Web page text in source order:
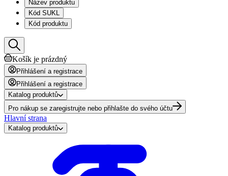
Název produktu
Kód SUKL
Kód produktu
Košík je prázdný
Přihlášení a registrace
Přihlášení a registrace
Katalog produktů
Pro nákup se zaregistrujte nebo přihlašte do svého účtu
Hlavní strana
Katalog produktů